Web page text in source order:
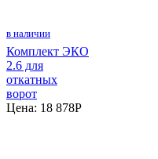
в наличии
Комплект ЭКО
2.6 для
откатных
ворот
Цена: 18 878P